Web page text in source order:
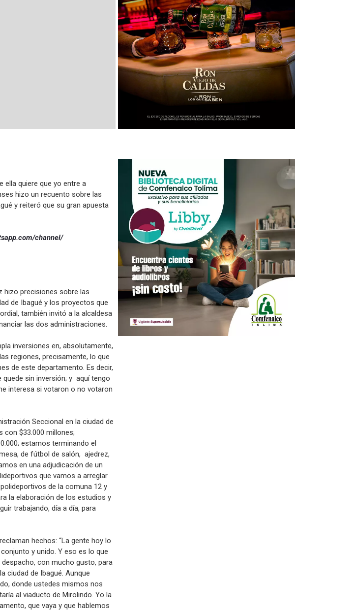
ella quiere que yo entre a
hizo un recuento sobre las
y reiteró que su gran apuesta
channel/
hizo precisiones sobre las
de Ibagué y los proyectos que
también invitó a la alcaldesa
las dos administraciones.
inversiones en, absolutamente,
regiones, precisamente, lo que
de este departamento. Es decir,
quede sin inversión; y aquí tengo
interesa si votaron o no votaron
Seccional en la ciudad de
con $33.000 millones;
estamos terminando el
de fútbol de salón, ajedrez,
en una adjudicación de un
que vamos a arreglar
de la comuna 12 y
la elaboración de los estudios y
trabajando, día a día, para
hechos: “La gente hoy lo
y unido. Y eso es lo que
con mucho gusto, para
ciudad de Ibagué. Aunque
donde ustedes mismos nos
al viaducto de Mirolindo. Yo la
que vaya y que hablemos